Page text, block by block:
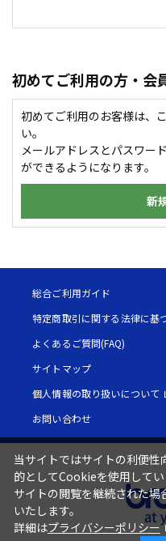
初めてご利用の方・会
初めてご利用のお客様は、
い。
メールアドレスとパスワー
ができるようになります。
新
総合ご利用ガイド
特定商取引に関する法律に基
よくあるご質問(FAQ)
サイトマップ
個人情報の取り扱いについて
お問い合わせ
当サイトではサイトの利便
的としてCookieを使用してい
サイトの閲覧を継続された
いたします。
詳細はプライバシーポリシー